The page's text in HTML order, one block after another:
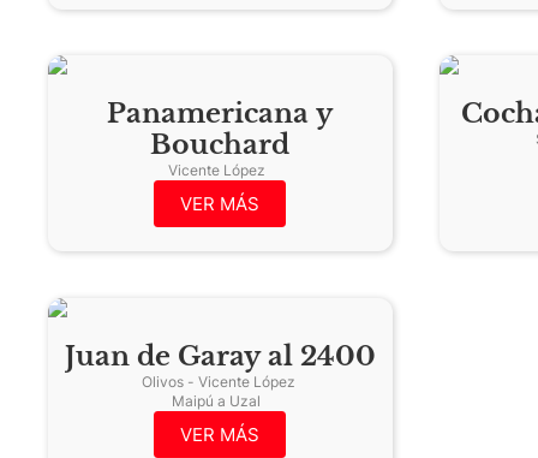
Panamericana y
Bouchard
VER MÁS
Juan de Garay al 2400
Olivos - Vicente López
VER MÁS